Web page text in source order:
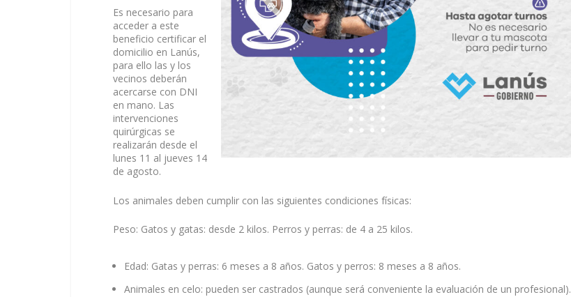
Es necesario para
acceder a este
beneficio certificar el
domicilio en Lanús,
para ello las y los
vecinos deberán
acercarse con DNI
en mano. Las
intervenciones
quirúrgicas se
realizarán desde el
lunes 11 al jueves 14
de agosto.
Los animales deben cumplir con las siguientes condiciones físicas:
Peso: Gatos y gatas: desde 2 kilos. Perros y perras: de 4 a 25 kilos.
Edad: Gatas y perras: 6 meses a 8 años. Gatos y perros: 8 meses a 8 años.
Animales en celo: pueden ser castrados (aunque será conveniente la evaluación de un profesional).